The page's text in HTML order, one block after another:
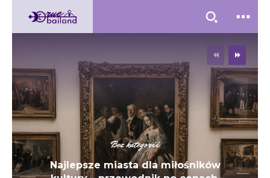
Bez kategorii
Najlepsze miasta dla miłośników